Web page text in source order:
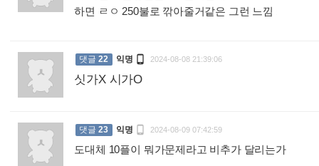
하면 ㄹㅇ 250불로 깎아줄거같은 그런 느낌
댓글 22 익명  2024-08-08 21:39:06
싯가X 시가O
댓글 23 익명  2024-08-09 07:42:59
도대체 10플이 뭐가문제라고 비추가 달리는가